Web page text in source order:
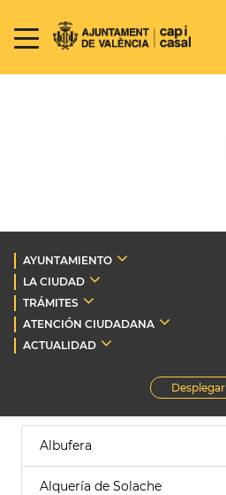
AYUNTAMIENTO
LA CIUDAD
TRÁMITES
ATENCIÓN CIUDADANA
ACTUALIDAD
Desplegar
Albufera
Alquería de Solache